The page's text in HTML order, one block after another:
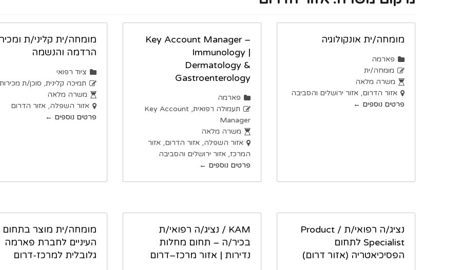
מומחה/ית אונקולוגיה
פארמה
מומחה/ית
משרה מלאה
אזור הדרום אזור ירושלים והסביבה
פרטים נוספים
Key Account Manager –
Immunology |
Dermatology &
Gastroenterology
פארמה
תעמולה רפואית Key Account
Manager
משרה מלאה
אזור השפלה אזור הדרום אזור
המרכז אזור ירושלים והסביבה
פרטים נוספים
מומחה/ית קליני/ת
הרדמה והנשמה
ציוד רפואי
תמיכה קלינית סוכן/ת מכירות
משרה מלאה
אזור השפלה אזור הדרום
פרטים נוספים
נציג/ה רפואי/ת / Product
Specialist לתחום
הפסיכיאטריה (אזור דרום)
KAM / נציג/ה רפואי/ת
בכיר/ה – תחום מחלות
נדירות | אזור מרכז–דרום
מומחה/ית מוצר בתחום
העיניים לחברת פארמה
גלובלית למרכז-דרום